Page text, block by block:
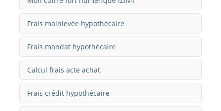
Frais mainlevée hypothécaire
Frais mandat hypothécaire
Calcul frais acte achat
Frais crédit hypothécaire